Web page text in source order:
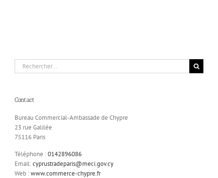
Rechercher:
Contact
Bureau Commercial-Ambassade de Chypre
23 rue Galilée
75116 Paris
Téléphone :0142896086
Email:cyprustradeparis@meci.gov.cy
Web :www.commerce-chypre.fr